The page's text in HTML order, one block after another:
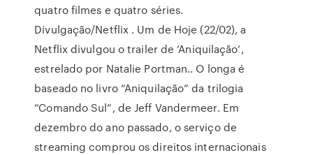
quatro filmes e quatro séries.
Divulgação/Netflix . Um de Hoje (22/02), a
Netflix divulgou o trailer de ‘Aniquilação’,
estrelado por Natalie Portman.. O longa é
baseado no livro “Aniquilação” da trilogia
“Comando Sul”, de Jeff Vandermeer. Em
dezembro do ano passado, o serviço de
streaming comprou os direitos internacionais